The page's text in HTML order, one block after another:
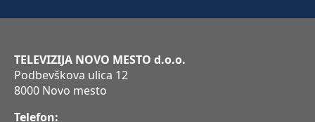
TELEVIZIJA NOVO MESTO d.o.o.
Podbevškova ulica 12
8000 Novo mesto
Telefon: